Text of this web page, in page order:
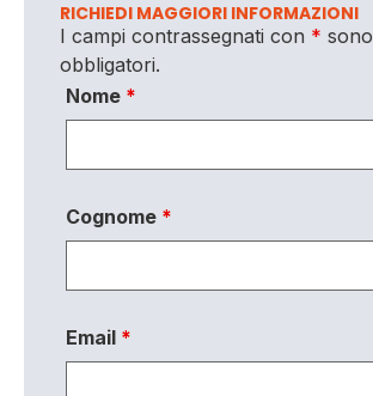
RICHIEDI MAGGIORI INFORMAZIONI
I campi contrassegnati con * sono
obbligatori.
Nome *
Cognome *
Email *